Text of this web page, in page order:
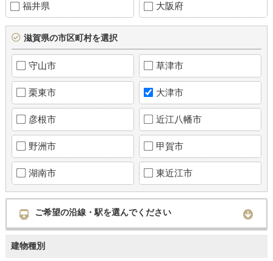
福井県 大阪府
滋賀県の市区町村を選択
守山市 草津市
栗東市 大津市
彦根市 近江八幡市
野洲市 甲賀市
湖南市 東近江市
ご希望の沿線・駅を選んでください
建物種別